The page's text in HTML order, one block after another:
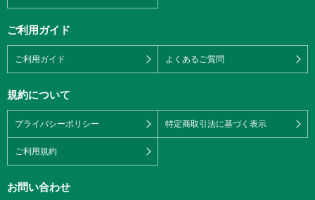
ご利用ガイド
ご利用ガイド よくあるご質問
規約について
プライバシーポリシー 特定商取引法に基づく表示
ご利用規約
お問い合わせ